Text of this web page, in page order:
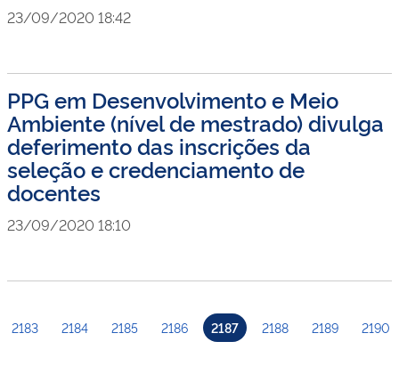
23/09/2020 18:42
PPG em Desenvolvimento e Meio
Ambiente (nível de mestrado) divulga
deferimento das inscrições da
seleção e credenciamento de
docentes
23/09/2020 18:10
2183 2184 2185 2186 2187 2188 2189 2190